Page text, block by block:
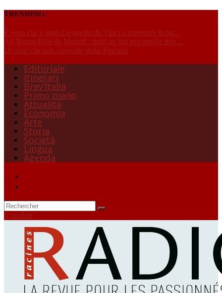
TRENDING:
È vero che è stato Leonardo da Vinci a inventare la bic...
AS Roma-Réal de Madrid : droit au but et contrôle très ...
10 cose che non sapevate della Toscana
Editoriale
Itinerari
Brev’Italia
Primo piano
Attualità
Economia
Arte
Storia
Società
Lingua
Agenda
0 produit